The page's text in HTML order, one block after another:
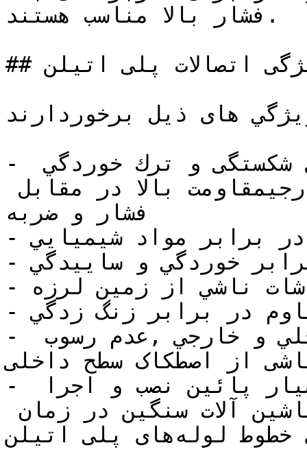
فشار بالا مناسب هستند.
## ویژگی اتصالات پلی اتیلن
های ذیل برخوردارند:
- مقاومت بسیار خوب در مقابل شكستگی و ترك خوردگي
فشار و ضربه
- مقاومت در برابر مواد شيميايي
- مقاوم دربرابر خوردگي و ساييدگي
- مقاومت عالي در مقابل ارتعاشات ناشي از زمين لرزه
- مقاوم در برابر زنگ زدگي
- صاف و صيقلي بودن جداره داخلي و خارجي ,عدم رسوب
از اصطکاک سطح داخلی
- انعطاف پذيري بالا ,هزینه بسیار پائین نصب و اجرا
اجرای خطوط لوله‌های پلی اتیلن